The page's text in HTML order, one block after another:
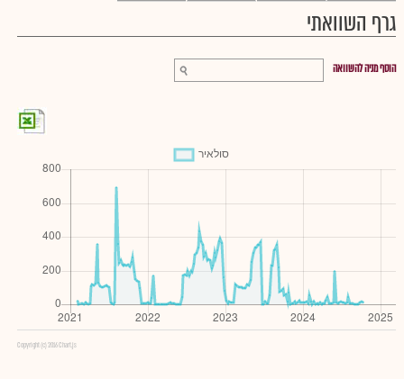
גרף השוואתי
הוסף מניה להשוואה
Copyright (c) 2016 Chart.js